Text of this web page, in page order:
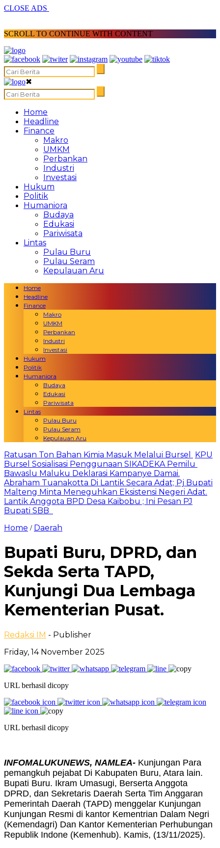
CLOSE ADS
SCROLL TO CONTINUE WITH CONTENT
✖
Home
Headline
Finance
Makro
UMKM
Perbankan
Industri
Investasi
Hukum
Politik
Humaniora
Budaya
Edukasi
Pariwisata
Lintas
Pulau Buru
Pulau Seram
Kepulauan Aru
Home
Headline
Finance
Makro
UMKM
Perbankan
Industri
Investasi
Hukum
Politik
Humaniora
Budaya
Edukasi
Pariwisata
Lintas
Pulau Buru
Pulau Seram
Kepulauan Aru
Ratusan Ton Bahan Kimia Masuk Melalui Bursel
KPU
Bursel Sosialisasi Penggunaan SIKADEKA Pemilu
Bawaslu Maluku Deklarasi Kampanye Damai.
Abraham Tuanakotta Di Lantik Secara Adat; Pj Bupati
Malteng Minta Meneguhkan Eksistensi Negeri Adat.
Lantik Anggota BPD Desa Kaibobu ; Ini Pesan PJ
Bupati SBB
Home / Daerah
Bupati Buru, DPRD, dan
Sekda Serta TAPD,
Kunjungi Dua Lembaga
Kementerian Pusat.
Redaksi IM - Publisher
Friday, 14 November 2025
URL berhasil dicopy
URL berhasil dicopy
INFOMALUKUNEWS, NAMLEA- Kunjungan Para
pemangkuh pejabat Di Kabupaten Buru, Atara lain.
Bupati Buru. Ikram Umasugi, Berserta Anggota
DPRD, dan Sekretaris Daerah Serta Tim Anggaran
Pemerintah Daerah (TAPD) menggelar Kunjungan
Kunjungan Resmi di kantor Kementrian Dalam Negri
(Kemendagri) Dan Kantor Kementerian Perhubungan
Republik Indone (Kemenhub). Kamis, (13/11/2025).